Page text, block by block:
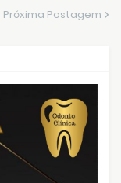
Próxima Postagem